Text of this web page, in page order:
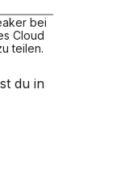
bei
Cloud
teilen.
du in